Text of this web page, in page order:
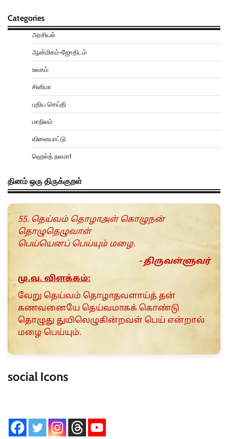
Categories
அரசியல்
ஆன்மிகம்-ஜோதிடம்
உலகம்
சினிமா
புதிய செய்தி
மாநிலம்
விளையாட்டு
ஹெல்த் நலமா!
தினம் ஒரு திருக்குறள்
55. தெய்வம் தொழாஅள் கொழுநன்
தொழுதெழுவாள்
பெய்யெனப் பெய்யும் மழை.
- திருவள்ளுவர்
மு.வ. விளக்கம்:
வேறு தெய்வம் தொழாதவளாய்த் தன்
கணவனையே தெய்வமாகக் கொண்டு
தொழுது துயிலெழுகின்றவள் பெய் என்றால்
மழை பெய்யும்.
social Icons